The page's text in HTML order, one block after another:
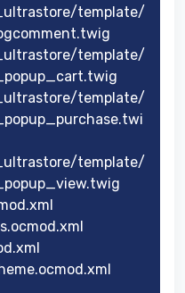
template/
template/
template/
template/